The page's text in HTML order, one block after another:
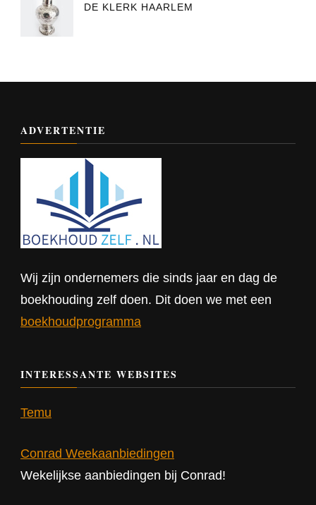
DE KLERK HAARLEM
ADVERTENTIE
Wij zijn ondernemers die sinds jaar en dag de
boekhouding zelf doen. Dit doen we met een
boekhoudprogramma
INTERESSANTE WEBSITES
Temu
Conrad Weekaanbiedingen
Wekelijkse aanbiedingen bij Conrad!